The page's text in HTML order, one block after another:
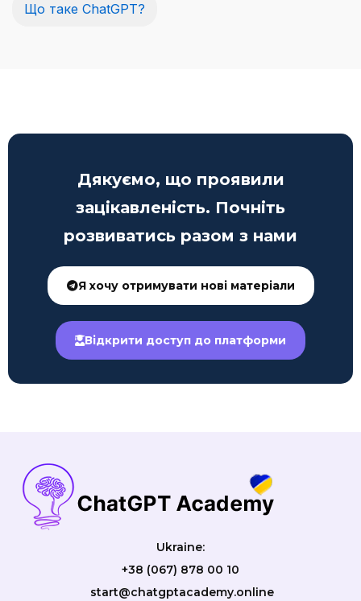
Що таке ChatGPT?
Дякуємо, що проявили
зацікавленість. Почніть
розвиватись разом з нами
Я хочу отримувати нові матеріали
Відкрити доступ до платформи
Ukraine:
+38 (067) 878 00 10
start@chatgptacademy.online